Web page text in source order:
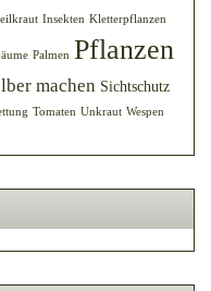
Insekten Kletterpflanzen
Palmen Pflanzen
machen Sichtschutz
Tomaten Unkraut Wespen